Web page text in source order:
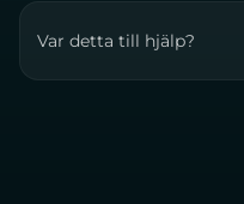
Var detta till hjälp?